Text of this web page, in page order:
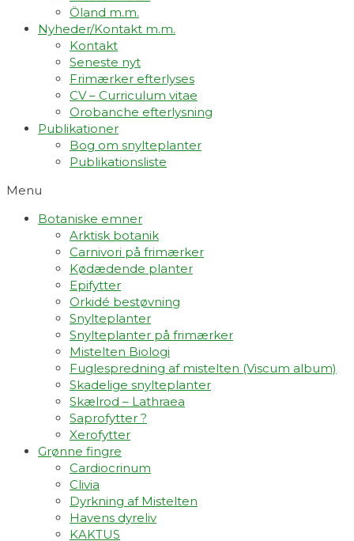
Öland m.m.
Nyheder/Kontakt m.m.
Kontakt
Seneste nyt
Frimærker efterlyses
CV – Curriculum vitae
Orobanche efterlysning
Publikationer
Bog om snylteplanter
Publikationsliste
Menu
Botaniske emner
Arktisk botanik
Carnivori på frimærker
Kødædende planter
Epifytter
Orkidé bestøvning
Snylteplanter
Snylteplanter på frimærker
Mistelten Biologi
Fuglespredning af mistelten (Viscum album)​
Skadelige snylteplanter
Skælrod – Lathraea
Saprofytter ?
Xerofytter
Grønne fingre
Cardiocrinum
Clivia
Dyrkning af Mistelten
Havens dyreliv
KAKTUS